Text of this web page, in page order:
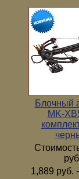
Блочный
MK-
1,889 руб.